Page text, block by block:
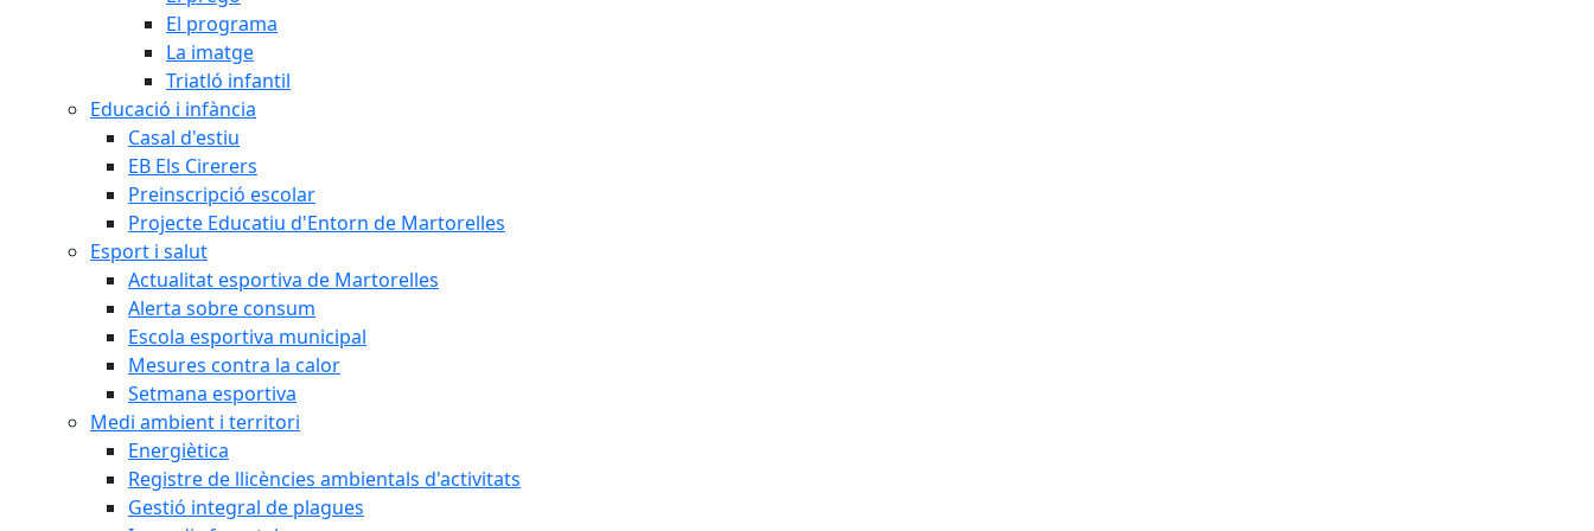
El programa
La imatge
Triatló infantil
Educació i infància
Casal d'estiu
EB Els Cirerers
Preinscripció escolar
Projecte Educatiu d'Entorn de Martorelles
Esport i salut
Actualitat esportiva de Martorelles
Alerta sobre consum
Escola esportiva municipal
Mesures contra la calor
Setmana esportiva
Medi ambient i territori
Energiètica
Registre de llicències ambientals d'activitats
Gestió integral de plagues